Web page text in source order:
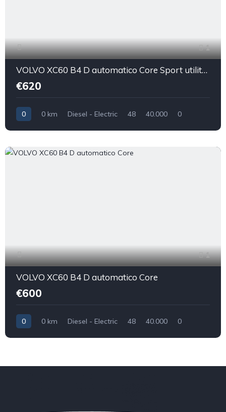
1
VOLVO XC60 B4 D automatico Core Sport utility vehicle 5-door (Euro 6D)
€620
0 0 km Diesel - Electric 48 40.000 0
1
VOLVO XC60 B4 D automatico Core
€600
0 0 km Diesel - Electric 48 40.000 0